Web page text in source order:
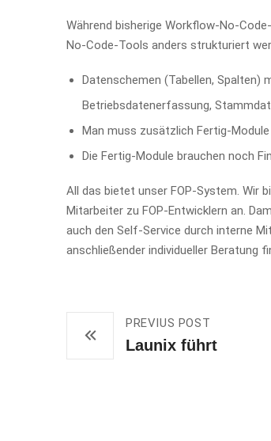
Während bisherige Workflow-No-
No-Code-Tools anders strukturiert
Datenschemen (Tabellen, Spalten)
Betriebsdatenerfassung,
Man muss zusätzlich Fertig-
Die Fertig-Module brauchen noch
All das bietet unser FOP-System. Wir
Mitarbeiter zu FOP-Entwicklern an.
auch den Self-Service durch interne
anschließender individueller Beratung
PREVIUS POST
Launix führt